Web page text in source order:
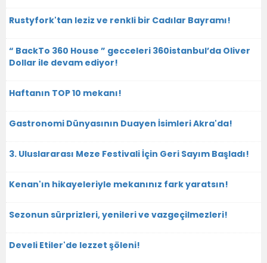
Rustyfork'tan leziz ve renkli bir Cadılar Bayramı!
“ BackTo 360 House ” gecceleri 360istanbul’da Oliver
Dollar ile devam ediyor!
Haftanın TOP 10 mekanı!
Gastronomi Dünyasının Duayen İsimleri Akra'da!
3. Uluslararası Meze Festivali İçin Geri Sayım Başladı!
Kenan'ın hikayeleriyle mekanınız fark yaratsın!
Sezonun sürprizleri, yenileri ve vazgeçilmezleri!
Develi Etiler'de lezzet şöleni!